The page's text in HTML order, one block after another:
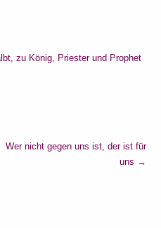
zu König, Priester und Prophet
Wer nicht gegen uns ist, der ist für
uns →